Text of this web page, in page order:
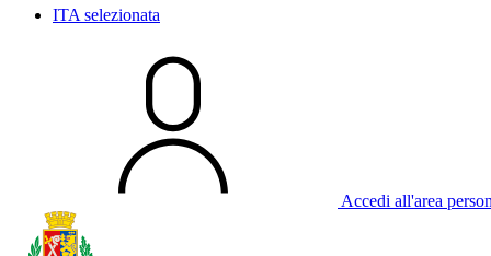
ITA selezionata
Accedi all'area